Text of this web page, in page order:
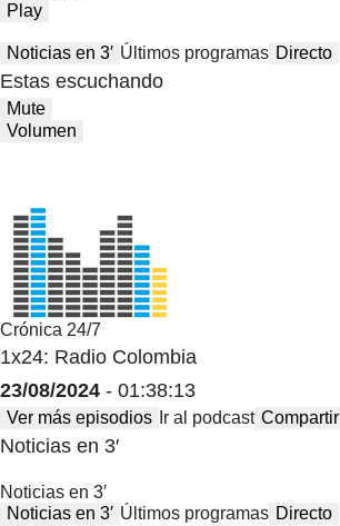
Play
Noticias en 3′ Últimos programas Directo
Estas escuchando
Mute
Volumen
Crónica 24/7
1x24: Radio Colombia
23/08/2024 - 01:38:13
Ver más episodios Ir al podcast Compartir
Noticias en 3′
Noticias en 3′
Noticias en 3′ Últimos programas Directo